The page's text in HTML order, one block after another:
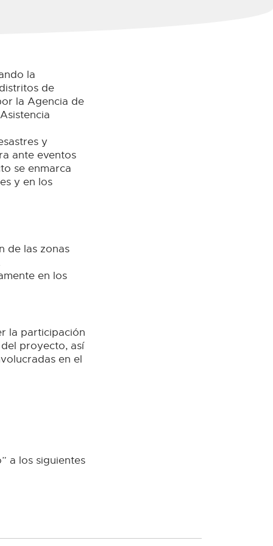
la
de
la Agencia de
y
ante eventos
se enmarca
y en los
de las zonas
en los
la participación
proyecto, así
en el
a los siguientes